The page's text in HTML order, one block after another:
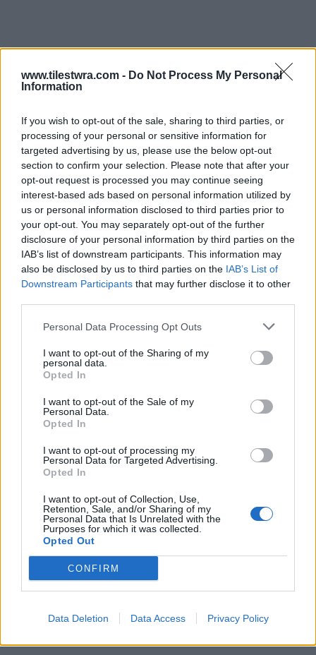
www.tilestwra.com - Do Not Process My Personal
Information
If you wish to opt-out of the sale, sharing to third parties, or
processing of your personal or sensitive information for
targeted advertising by us, please use the below opt-out
section to confirm your selection. Please note that after your
opt-out request is processed you may continue seeing
interest-based ads based on personal information utilized by
us or personal information disclosed to third parties prior to
your opt-out. You may separately opt-out of the further
disclosure of your personal information by third parties on the
IAB’s list of downstream participants. This information may
also be disclosed by us to third parties on the IAB’s List of
Downstream Participants that may further disclose it to other
Personal Data Processing Opt Outs
I want to opt-out of the Sharing of my
personal data.
Opted In
I want to opt-out of the Sale of my
Personal Data.
Opted In
I want to opt-out of processing my
Personal Data for Targeted Advertising.
Opted In
I want to opt-out of Collection, Use,
Retention, Sale, and/or Sharing of my
Personal Data that Is Unrelated with the
Purposes for which it was collected.
Opted Out
CONFIRM
Data Deletion Data Access Privacy Policy
Το μοντέλο, Jennifer Anstead, που συμμετείχε
στην επίδειξη δήλωσε πως ήταν μια από τις
πιο ασυνήθιστες εμπειρίες που είχε ποτέ.